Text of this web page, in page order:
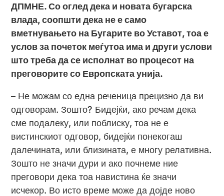
ДПМНЕ. Со оглед дека и новата бугарска
влада, соопшти дека не е само
вметнувањето на Бугарите во Уставот, тоа е
услов за почеток меѓутоа има и други услови
што треба да се исполнат во процесот на
преговорите со Европската унија.
– Не можам со една реченица прецизно да ви
одговорам. Зошто? Бидејќи, ако речам дека
сме подалеку, или поблиску, тоа не е
вистинскиот одговор, бидејќи понекогаш
далечината, или близината, е многу релативна.
Зошто не значи дури и ако почнеме ние
преговори дека тоа навистина ќе значи
исчекор. Во исто време може да дојде ново